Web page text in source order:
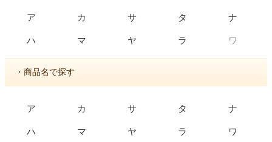
ア カ サ タ ナ
ハ マ ヤ ラ ワ
・商品名で探す
ア カ サ タ ナ
ハ マ ヤ ラ ワ